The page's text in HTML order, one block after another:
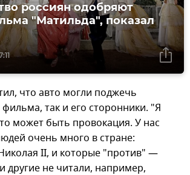
россиян одобряют
"Матильда", показал
что авто могли поджечь
так и его сторонники. "Я
может быть провокация. У нас
очень много в стране:
II, и которые "против" —
другие не читали, например,